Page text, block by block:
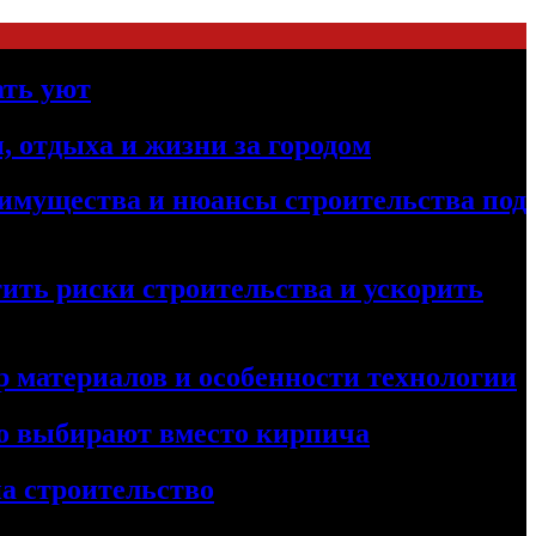
уют
отдыха и жизни за городом
и нюансы строительства под
риски строительства и ускорить
и особенности технологии
выбирают вместо кирпича
строительство